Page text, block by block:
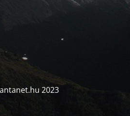
2023